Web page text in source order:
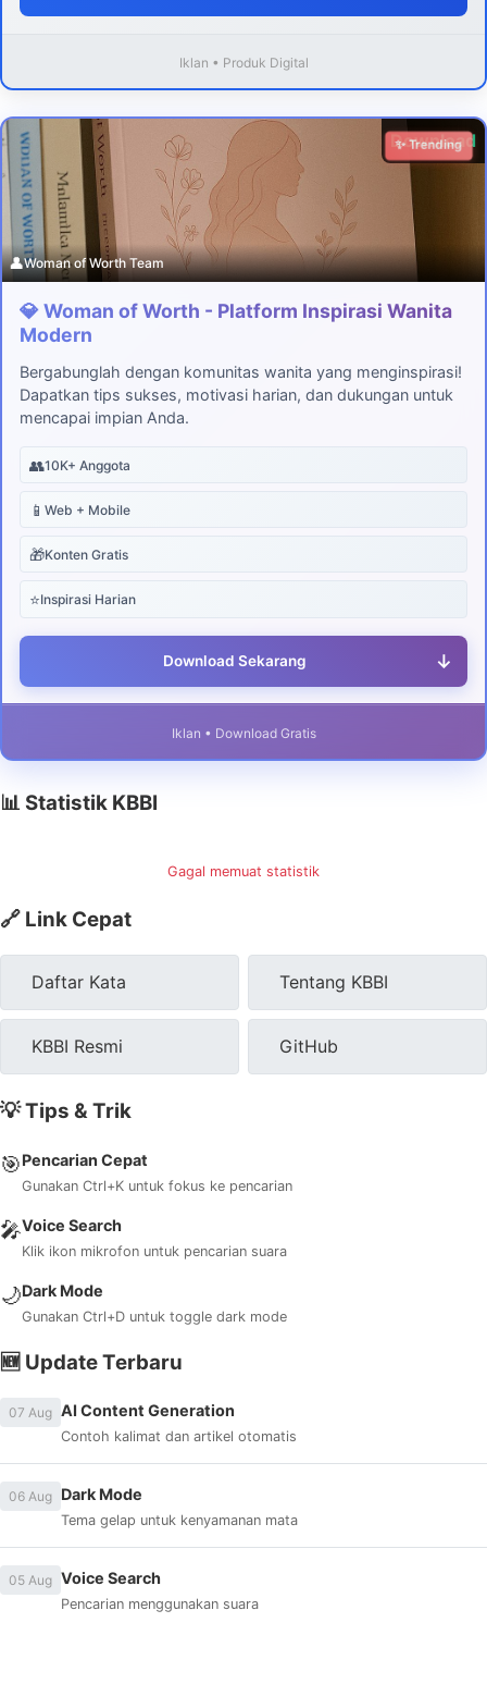
Iklan • Produk Digital
Download
✨ Trending
👤Woman of Worth Team
💎 Woman of Worth - Platform Inspirasi Wanita
Modern
Bergabunglah dengan komunitas wanita yang menginspirasi!
Dapatkan tips sukses, motivasi harian, dan dukungan untuk
mencapai impian Anda.
👥10K+ Anggota
📱 Web + Mobile
🎁Konten Gratis
⭐Inspirasi Harian
Download Sekarang ↓
Iklan • Download Gratis
📊 Statistik KBBI
Gagal memuat statistik
🔗 Link Cepat
Daftar Kata Tentang KBBI
KBBI Resmi GitHub
💡 Tips & Trik
🎯Pencarian Cepat
Gunakan Ctrl+K untuk fokus ke pencarian
🎤Voice Search
Klik ikon mikrofon untuk pencarian suara
🌙Dark Mode
Gunakan Ctrl+D untuk toggle dark mode
🆕 Update Terbaru
07 Aug AI Content Generation
Contoh kalimat dan artikel otomatis
06 Aug Dark Mode
Tema gelap untuk kenyamanan mata
05 Aug Voice Search
Pencarian menggunakan suara